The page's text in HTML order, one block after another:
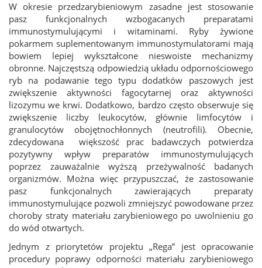
W okresie przedzarybieniowym zasadne jest stosowanie
pasz funkcjonalnych wzbogacanych preparatami
immunostymulującymi i witaminami. Ryby żywione
pokarmem suplementowanym immunostymulatorami mają
bowiem lepiej wykształcone nieswoiste mechanizmy
obronne. Najczęstszą odpowiedzią układu odpornościowego
ryb na podawanie tego typu dodatków paszowych jest
zwiększenie aktywności fagocytarnej oraz aktywności
lizozymu we krwi. Dodatkowo, bardzo często obserwuje się
zwiększenie liczby leukocytów, głównie limfocytów i
granulocytów obojętnochłonnych (neutrofili). Obecnie,
zdecydowana większość prac badawczych potwierdza
pozytywny wpływ preparatów immunostymulujących
poprzez zauważalnie wyższą przeżywalność badanych
organizmów. Można więc przypuszczać, że zastosowanie
pasz funkcjonalnych zawierających preparaty
immunostymulujące pozwoli zmniejszyć powodowane przez
choroby straty materiału zarybieniowego po uwolnieniu go
do wód otwartych.
Jednym z priorytetów projektu „Rega” jest opracowanie
procedury poprawy odporności materiału zarybieniowego